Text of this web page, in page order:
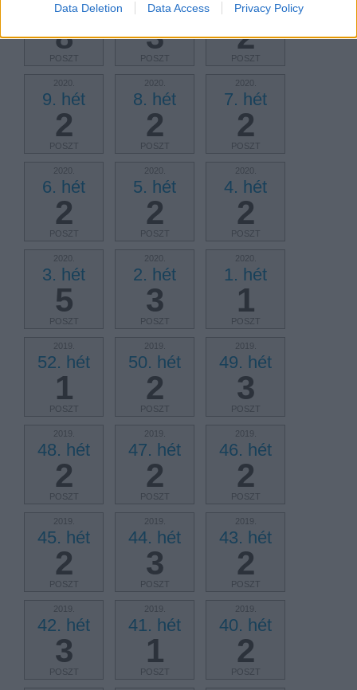
Data Deletion Data Access Privacy Policy
12. hét
8
POSZT
11. hét
3
POSZT
10. hét
2
POSZT
2020.
9. hét
2
POSZT
2020.
8. hét
2
POSZT
2020.
7. hét
2
POSZT
2020.
6. hét
2
POSZT
2020.
5. hét
2
POSZT
2020.
4. hét
2
POSZT
2020.
3. hét
5
POSZT
2020.
2. hét
3
POSZT
2020.
1. hét
1
POSZT
2019.
52. hét
1
POSZT
2019.
50. hét
2
POSZT
2019.
49. hét
3
POSZT
2019.
48. hét
2
POSZT
2019.
47. hét
2
POSZT
2019.
46. hét
2
POSZT
2019.
45. hét
2
POSZT
2019.
44. hét
3
POSZT
2019.
43. hét
2
POSZT
2019.
42. hét
3
POSZT
2019.
41. hét
1
POSZT
2019.
40. hét
2
POSZT